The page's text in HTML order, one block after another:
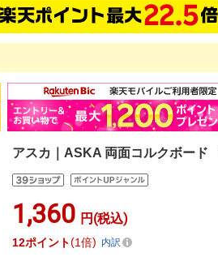
アスカ｜ASKA 両面コルクボー
1,360 円(税込)
12ポイント 1倍 内訳